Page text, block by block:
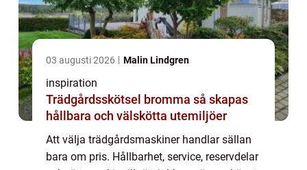
03 augusti 2026 Malin Lindgren
inspiration
Trädgårdsskötsel bromma så skapas
hållbara och välskötta utemiljöer
Att välja trädgårdsmaskiner handlar sällan
bara om pris. Hållbarhet, service, reservdelar